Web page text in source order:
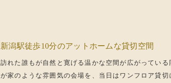
新潟駅徒歩10分のアットホームな貸切空間
訪れた誰もが自然と寛げる温かな空間が広がっている
が家のような雰囲気の会場を、当日はワンフロア貸切